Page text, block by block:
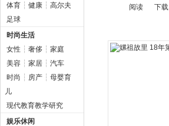
体育 ┆ 健康 ┆ 高尔夫
足球
时尚生活
女性 ┆ 奢侈 ┆ 家庭
美容 ┆ 家居 ┆ 汽车
时尚 ┆ 房产 ┆ 母婴育
儿
现代教育教学研究
娱乐休闲
阅读
下载